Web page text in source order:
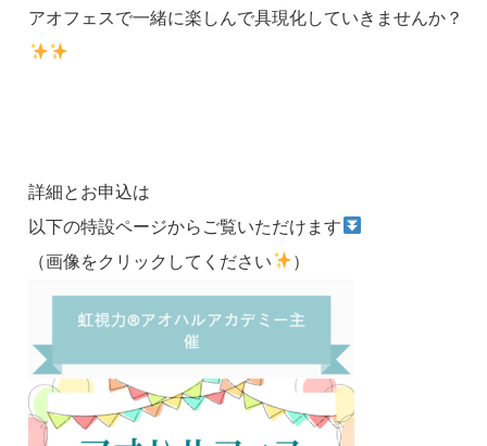
アオフェスで一緒に楽しんで具現化していきませんか？
詳細とお申込は
以下の特設ページからご覧いただけます
（画像をクリックしてください
）